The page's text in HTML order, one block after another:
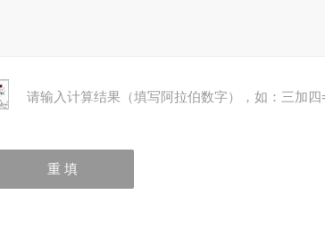
请输入计算结果（填写阿拉伯数字），如：三加四